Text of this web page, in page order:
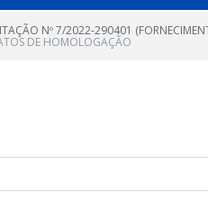
Nº 7/2022-290401
DE HOMOLOGAÇÃO